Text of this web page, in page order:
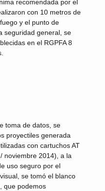
recomendada por el
con 10 metros de
y el punto de
seguridad general, se
en el RGPFA 8
toma de datos, se
proyectiles generada
con cartuchos AT
noviembre 2014), a la
uso seguro por el
se tomó el blanco
que podemos